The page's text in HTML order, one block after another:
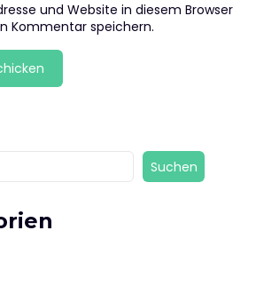
und Website in diesem Browser
Kommentar speichern.
Suchen